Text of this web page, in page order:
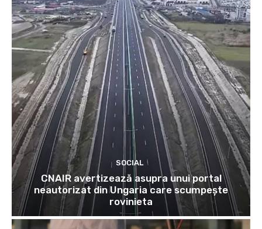
SOCIAL
CNAIR avertizează asupra unui portal
neautorizat din Ungaria care scumpește
rovinieta